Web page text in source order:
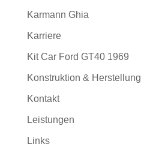
Karmann Ghia
Karriere
Kit Car Ford GT40 1969
Konstruktion & Herstellung
Kontakt
Leistungen
Links